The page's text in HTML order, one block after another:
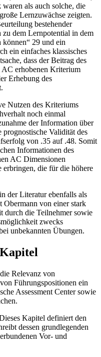
als auch solche, die
Lernzuwächse zeigten.
bestehender
zu dem Lernpotential in dem
können“ 29 und ein
ein einfaches klassisches
dass der Beitrag des
erhobenen Kriterium
Erhebung des
Nutzen des Kriteriums
noch einmal
der Information über
Validität des
von .35 auf .48. Somit
Informationen des
AC Dimensionen
erbringen, die für die höhere
der Literatur ebenfalls als
Obermann von einer stark
durch die Teilnehmer sowie
zwecks
unbekannten Übungen.
Relevanz von
Führungspositionen ein
Assessment Center sowie
Kapitel definiert den
dessen grundlegenden
Vor- und